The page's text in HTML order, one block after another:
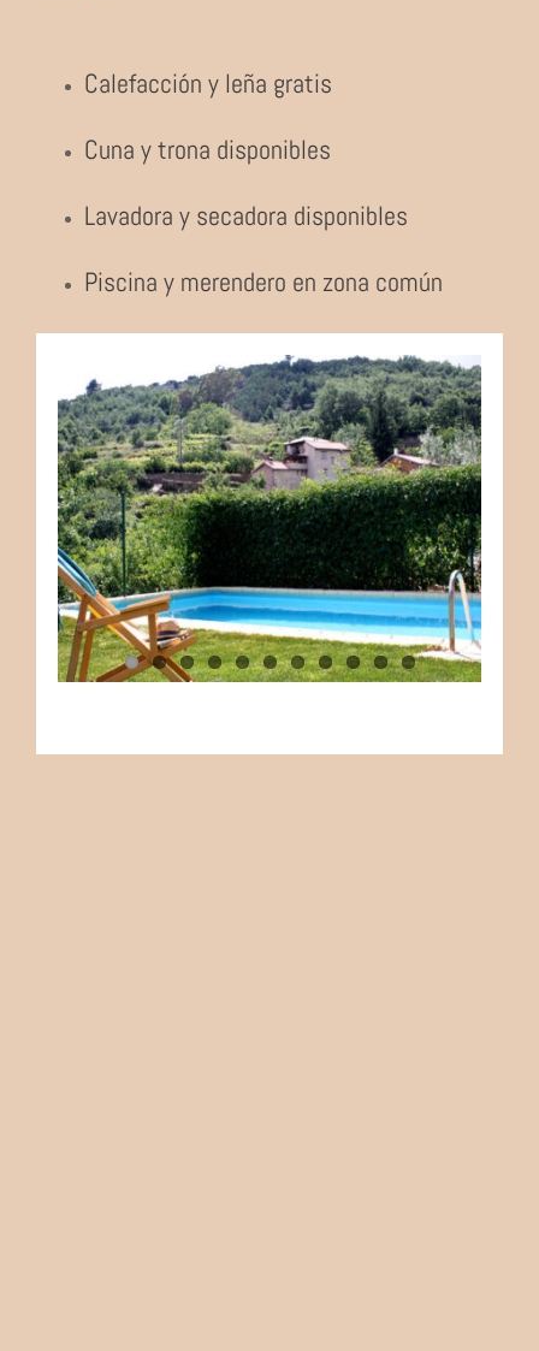
Calefacción y leña gratis
Cuna y trona disponibles
Lavadora y secadora disponibles
Piscina y merendero en zona común